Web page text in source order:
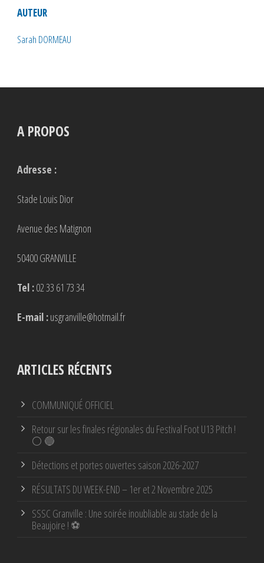
AUTEUR
Sarah DORMEAU
A PROPOS
Adresse :
Stade Louis Dior
Avenue des Matignon
50400 GRANVILLE
Tel :02 33 61 73 34
E-mail :usgranville@hotmail.fr
ARTICLES RÉCENTS
COMMUNIQUÉ OFFICIEL
Retour sur les finales régionales du Festival Foot U13 Pitch !
⚪ 🔵
Détections et portes ouvertes saison 2026-2027
RÉSULTATS DU WEEK-END – 1er et 2 Novembre 2025
SSSC Granville : Une soirée inoubliable au stade de la
Beaujoire ! ⚽